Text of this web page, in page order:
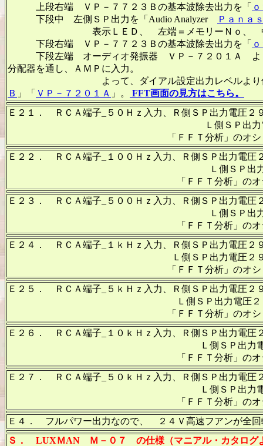
上段右端 ＶＰ－７７２３Ｂの基本波除去出力を「
下段中 左側ＳＰ出力を「Audio Analyzer
Ｐａｎａ
表示ＬＥＤ、 左端＝メモリーＮｏ、 中左＝周
下段右端 ＶＰ－７７２３Ｂの基本波除去出力を「
下段左端 オーディオ発振器 ＶＰ－７２０１Ａ より５
分配器を通し、ＡＭＰに入力。
よって、ダイアル設定出力レベルより低くなり
Ｂ 」「 ＶＰ－７２０１Ａ 」。
FFT画面の見方はこちら。
Ｅ２１． ＲＣＡ端子_５０Ｈｚ入力、Ｒ側ＳＰ出力電圧
Ｌ側ＳＰ出力電圧２９Ｖ＝１０
「ＦＦＴ分析」のオシロのカーソル周
Ｅ２２． ＲＣＡ端子_１００Ｈｚ入力、Ｒ側ＳＰ出力電
Ｌ側ＳＰ出力電圧２９Ｖ＝１０
「ＦＦＴ分析」のオシロのカーソル周
Ｅ２３． ＲＣＡ端子_５００Ｈｚ入力、Ｒ側ＳＰ出力電
Ｌ側ＳＰ出力電圧２９Ｖ＝１０
「ＦＦＴ分析」のオシロのカーソル周
Ｅ２４． ＲＣＡ端子_１ｋＨｚ入力、Ｒ側ＳＰ出力電圧
Ｌ側ＳＰ出力電圧２９Ｖ＝１０５Ｗ
「ＦＦＴ分析」のオシロのカーソル周
Ｅ２５． ＲＣＡ端子_５ｋＨｚ入力、Ｒ側ＳＰ出力電圧
Ｌ側ＳＰ出力電圧２９Ｖ＝１０５Ｗ
「ＦＦＴ分析」のオシロのカーソル周
Ｅ２６． ＲＣＡ端子_１０ｋＨｚ入力、Ｒ側ＳＰ出力電
Ｌ側ＳＰ出力電圧２９Ｖ＝１０５
「ＦＦＴ分析」のオシロのカーソル周
Ｅ２７． ＲＣＡ端子_５０ｋＨｚ入力、Ｒ側ＳＰ出力電
Ｌ側ＳＰ出力電圧２９Ｖ＝１０５
「ＦＦＴ分析」のオシロのカーソル周
Ｅ４． フルパワー出力なので、 ２４Ｖ高速フアンが全回
Ｓ．
LUXＭAN Ｍ－０７ の仕様（マニアル・カタログ